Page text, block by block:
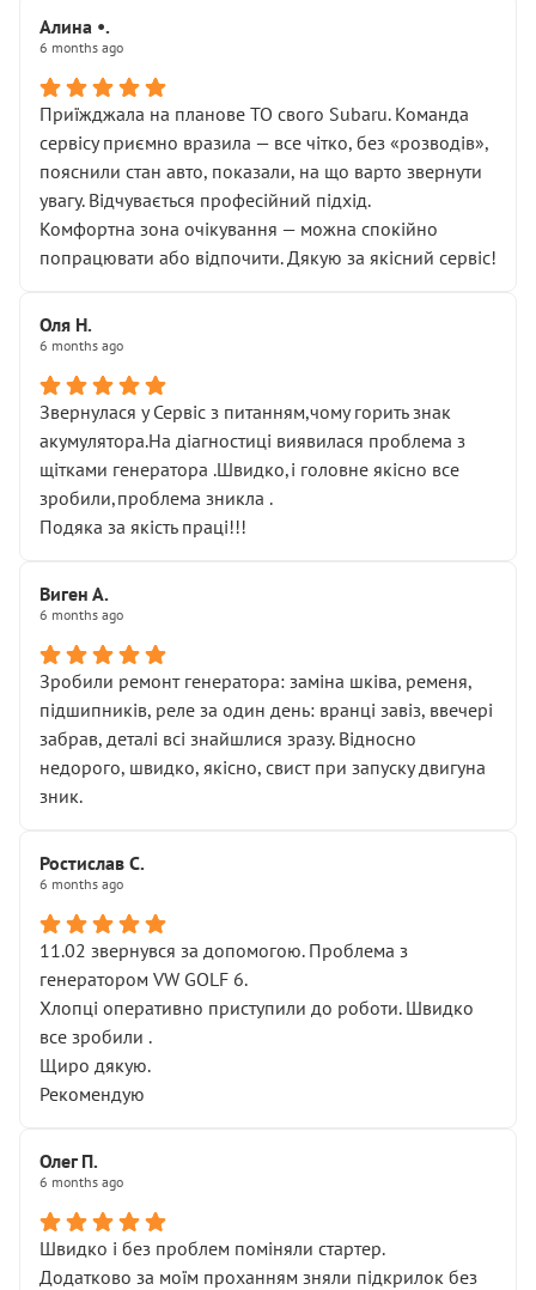
Алина •.
6 months ago
Приїжджала на планове ТО свого Subaru. Команда
сервісу приємно вразила — все чітко, без «розводів»,
пояснили стан авто, показали, на що варто звернути
увагу. Відчувається професійний підхід.
Комфортна зона очікування — можна спокійно
попрацювати або відпочити. Дякую за якісний сервіс!
Оля Н.
6 months ago
Звернулася у Сервіс з питанням,чому горить знак
акумулятора.На діагностиці виявилася проблема з
щітками генератора .Швидко,і головне якісно все
зробили,проблема зникла .
Подяка за якість праці!!!
Виген А.
6 months ago
Зробили ремонт генератора: заміна шківа, ременя,
підшипників, реле за один день: вранці завіз, ввечері
забрав, деталі всі знайшлися зразу. Відносно
недорого, швидко, якісно, свист при запуску двигуна
зник.
Ростислав С.
6 months ago
11.02 звернувся за допомогою. Проблема з
генератором VW GOLF 6.
Хлопці оперативно приступили до роботи. Швидко
все зробили .
Щиро дякую.
Рекомендую
Олег П.
6 months ago
Швидко і без проблем поміняли стартер.
Додатково за моїм проханням зняли підкрилок без